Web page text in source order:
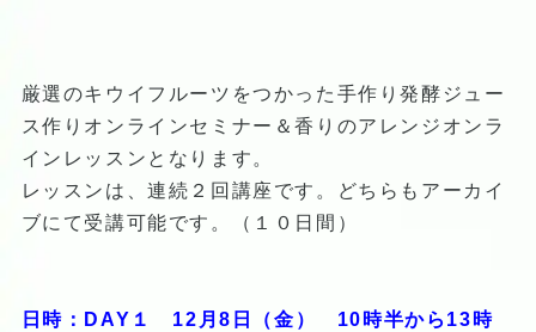
厳選のキウイフルーツをつかった手作り発酵ジュー
ス作りオンラインセミナー＆香りのアレンジオンラ
インレッスンとなります。
レッスンは、連続２回講座です。どちらもアーカイ
ブにて受講可能です。（１０日間）
日時：DAY１ 12月8日（金） 10時半から13時